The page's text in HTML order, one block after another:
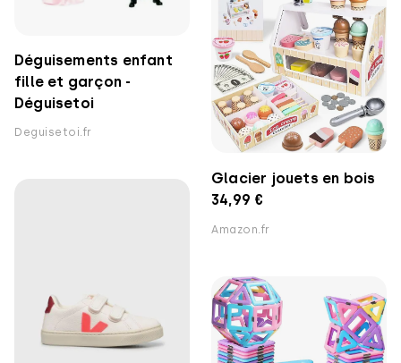
Déguisements enfant
fille et garçon -
Déguisetoi
Deguisetoi.fr
Glacier jouets en bois
34,99 €
Amazon.fr